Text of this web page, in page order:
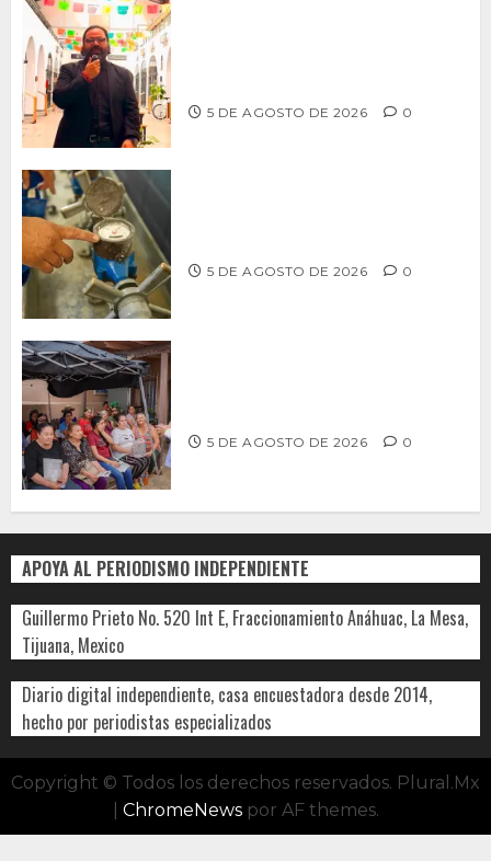
5 DE AGOSTO DE 2026 0
5 DE AGOSTO DE 2026 0
5 DE AGOSTO DE 2026 0
APOYA AL PERIODISMO INDEPENDIENTE
Guillermo Prieto No. 520 Int E, Fraccionamiento Anáhuac, La Mesa,
Tijuana, Mexico
Diario digital independiente, casa encuestadora desde 2014,
hecho por periodistas especializados
Copyright © Todos los derechos reservados. Plural.Mx
ChromeNewspor AF themes.